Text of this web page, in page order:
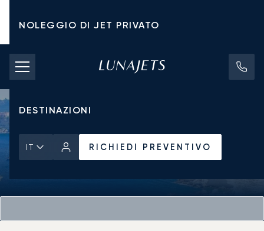
NOLEGGIO DI JET PRIVATO
TARIFFE DI NOLEGGIO
JET PRIVATI
DESTINAZIONI
IT RICHIEDI PREVENTIVO